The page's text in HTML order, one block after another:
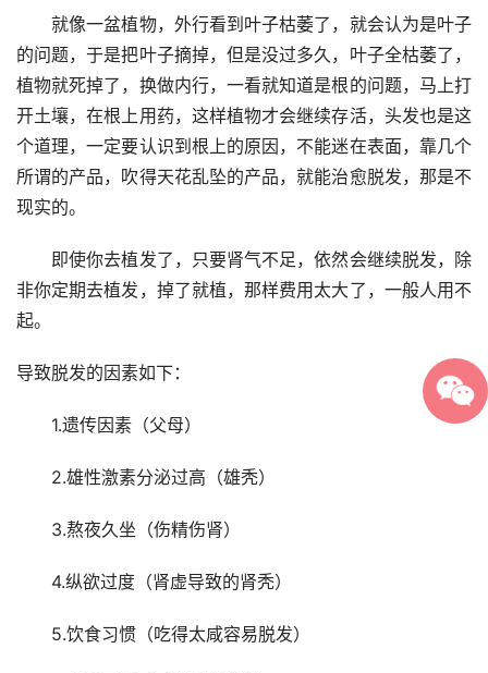
就像一盆植物，外行看到叶子枯萎了，就会认为是叶子
的问题，于是把叶子摘掉，但是没过多久，叶子全枯萎了，
植物就死掉了，换做内行，一看就知道是根的问题，马上打
开土壤，在根上用药，这样植物才会继续存活，头发也是这
个道理，一定要认识到根上的原因，不能迷在表面，靠几个
所谓的产品，吹得天花乱坠的产品，就能治愈脱发，那是不
现实的。
即使你去植发了，只要肾气不足，依然会继续脱发，除
非你定期去植发，掉了就植，那样费用太大了，一般人用不
起。
导致脱发的因素如下：
1.遗传因素（父母）
2.雄性激素分泌过高（雄秃）
3.熬夜久坐（伤精伤肾）
4.纵欲过度（肾虚导致的肾秃）
5.饮食习惯（吃得太咸容易脱发）